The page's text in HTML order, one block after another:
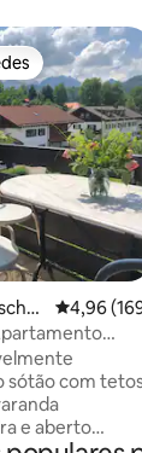
dos
4,96 de
4,96
sótão com
e aberto